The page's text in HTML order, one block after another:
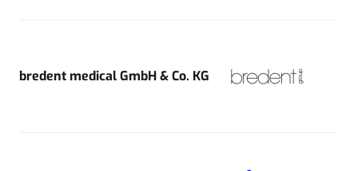
bredent medical GmbH & Co. KG